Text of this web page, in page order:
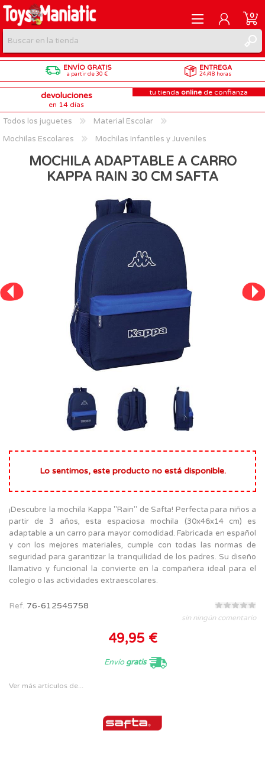
REGISTRARME
INICIAR SESIÓN
0
ENVÍO GRATIS
a partir de 30 €
ENTREGA
24/48 horas
devoluciones
en 14 días
tu tienda online de confianza
Todos los juguetes
Material Escolar
Mochilas Escolares
Mochilas Infantiles y Juveniles
MOCHILA ADAPTABLE A CARRO
KAPPA RAIN 30 CM SAFTA
Lo sentimos, este producto no está disponible.
¡Descubre la mochila Kappa "Rain" de Safta! Perfecta para niños a
partir de 3 años, esta espaciosa mochila (30x46x14 cm) es
adaptable a un carro para mayor comodidad. Fabricada en español
y con los mejores materiales, cumple con todas las normas de
seguridad para garantizar la tranquilidad de los padres. Su diseño
llamativo y funcional la convierte en la compañera ideal para el
colegio o las actividades extraescolares.
Ref. 76-612545758
sin ningún comentario
49,95 €
Envíogratis
Ver más artículos de...